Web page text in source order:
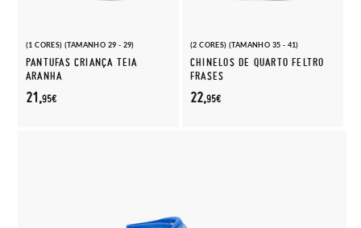
(1 CORES) (TAMANHO 29 - 29)
PANTUFAS CRIANÇA TEIA
ARANHA
21,95€
(2 CORES) (TAMANHO 35 - 41)
CHINELOS DE QUARTO FELTRO
FRASES
22,95€